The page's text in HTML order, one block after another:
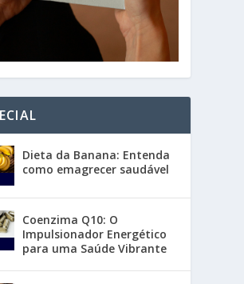
Dieta da Banana: Entenda
como emagrecer saudável
Coenzima Q10: O
Impulsionador Energético
para uma Saúde Vibrante